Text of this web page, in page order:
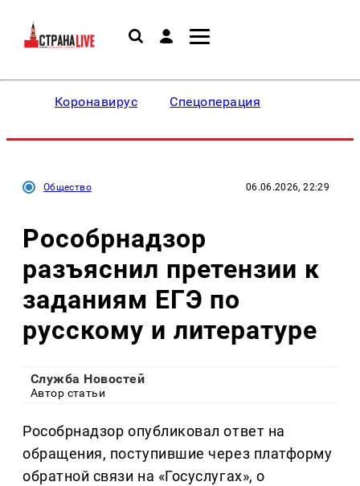
Коронавирус Спецоперация
Общество 06.06.2026, 22:29
Рособрнадзор
разъяснил претензии к
заданиям ЕГЭ по
русскому и литературе
Служба Новостей
Автор статьи
Рособрнадзор опубликовал ответ на
обращения, поступившие через платформу
обратной связи на «Госуслугах», о